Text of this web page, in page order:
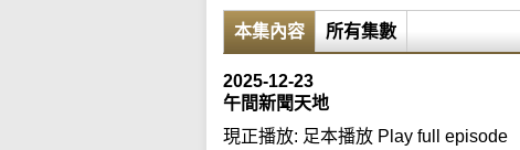
本集內容 所有集數
2025-12-23
午間新聞天地
現正播放: 足本播放 Play full episode